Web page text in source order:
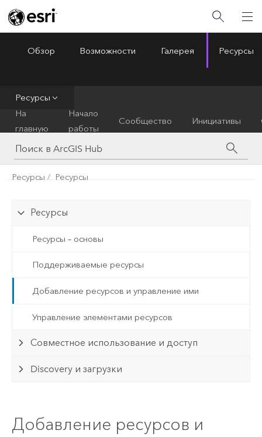
ArcGIS Hub
Обзор Возможности Галерея Ресурсы
Ресурсы
На
главную
Начало
работы
Сообщество Инициативы
Ресурсы Ресурсы
Ресурсы
Ресурсы – основы
Поддерживаемые ресурсы
Добавление ресурсов и управление ими
Управление элементами ресурсов
Совместное использование и доступ
Discovery и загрузки
Добавление ресурсов и